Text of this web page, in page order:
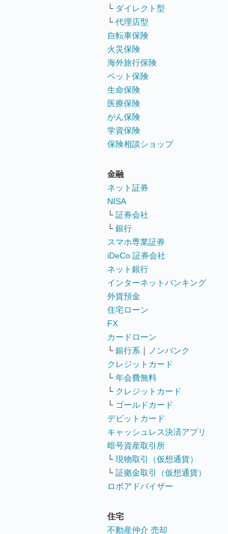
└ ダイレクト型
└ 代理店型
自転車保険
火災保険
海外旅行保険
ペット保険
生命保険
医療保険
がん保険
学資保険
保険相談ショップ
金融
ネット証券
NISA
└ 証券会社
└ 銀行
スマホ専業証券
iDeCo 証券会社
ネット銀行
インターネットバンキング
外貨預金
住宅ローン
FX
カードローン
└ 銀行系 ｜
ノンバンク
クレジットカード
└ 年会費無料
└ クレジットカード
└ ゴールドカード
デビットカード
キャッシュレス決済アプリ
暗号資産取引所
└ 現物取引（仮想通貨）
└ 証拠金取引（仮想通貨）
ロボアドバイザー
住宅
不動産仲介 売却